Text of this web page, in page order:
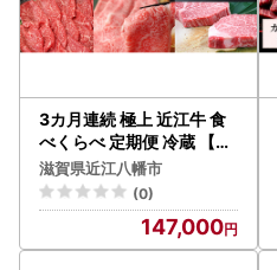
3カ月連続 極上 近江牛 食
べくらべ 定期便 冷蔵 【C
B19W1】 焼肉 すき焼き し
ゃぶしゃぶ ヒレ ステーキ
サーロイン 滋賀県 近江八
幡市 国産 和牛
滋賀県近江八幡市
(0)
147,000